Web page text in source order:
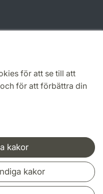
för att se till att
för att förbättra din
kakor
kakor
nätverk